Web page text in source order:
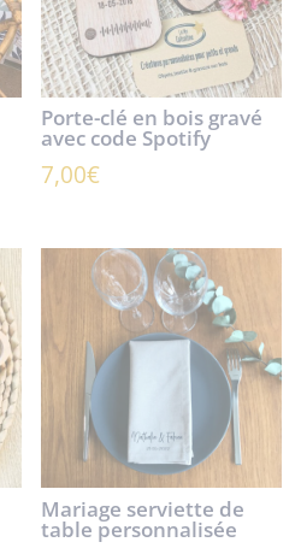
Porte-clé en bois gravé
avec code Spotify
7,00€
Mariage serviette de
table personnalisée